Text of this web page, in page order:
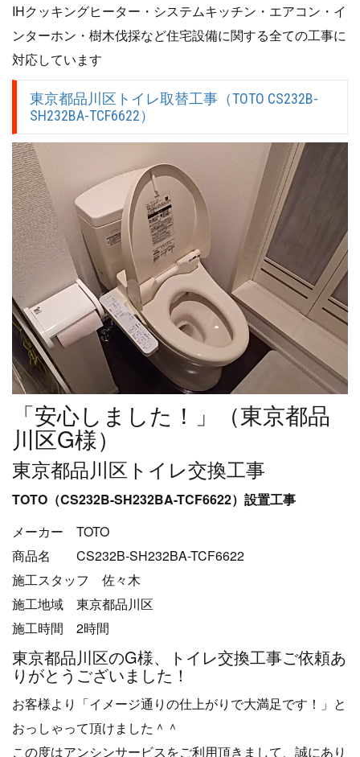
IHクッキングヒーター・システムキッチン・エアコン・イ
ンターホン・樹木伐採など住宅設備に関する全ての工事に
対応しています
東京都品川区トイレ取替工事（TOTO CS232B-
SH232BA-TCF6622）
「安心しました！」（東京都品
川区G様）
東京都品川区トイレ交換工事
TOTO（CS232B-SH232BA-TCF6622）設置工事
メーカー TOTO
商品名 CS232B-SH232BA-TCF6622
施工スタッフ 佐々木
施工地域 東京都品川区
施工時間 2時間
東京都品川区のG様、トイレ交換工事ご依頼あ
りがとうございました！
お客様より「イメージ通りの仕上がりで大満足です！」と
おっしゃって頂けました＾＾
この度はアンシンサービスをご利用頂きまして、誠にあり